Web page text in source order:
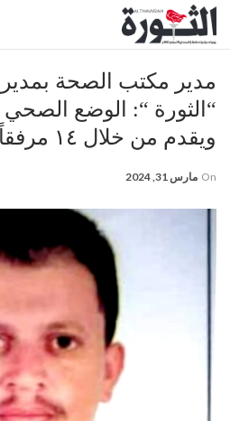
مدير مكتب الصحة
“الثورة “: الوضع الصحي
ويقدم من خلال ١٤ مرفقاً
On مارس 31, 2024